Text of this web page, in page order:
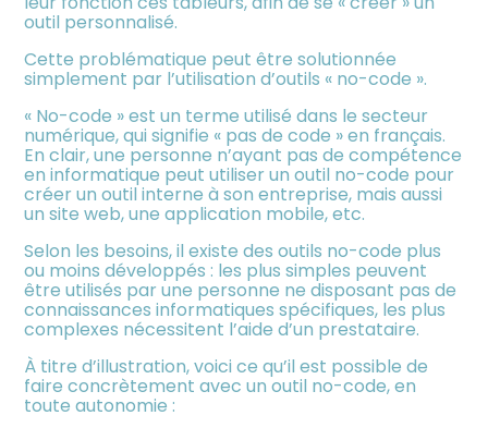
meublée
outil personnalisé.
Cette problématique peut être solutionnée
simplement par l’utilisation d’outils « no-code ».
« No-code » est un terme utilisé dans le secteur
numérique, qui signifie « pas de code » en français.
En clair, une personne n’ayant pas de compétence
en informatique peut utiliser un outil no-code pour
créer un outil interne à son entreprise, mais aussi
un site web, une application mobile, etc.
Selon les besoins, il existe des outils no-code plus
ou moins développés : les plus simples peuvent
être utilisés par une personne ne disposant pas de
connaissances informatiques spécifiques, les plus
complexes nécessitent l’aide d’un prestataire.
À titre d’illustration, voici ce qu’il est possible de
faire concrètement avec un outil no-code, en
toute autonomie :